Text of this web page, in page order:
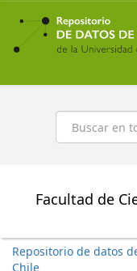
Ir
contenido
principal
Buscar
Facultad de
Repositorio de datos
Chile